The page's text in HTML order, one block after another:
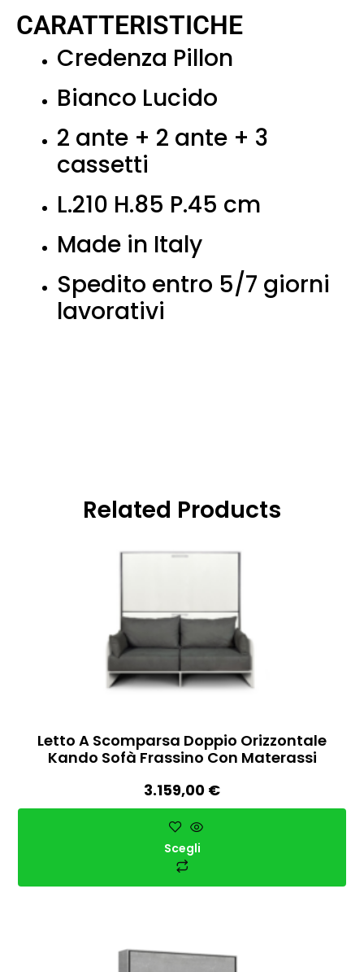
CARATTERISTICHE
Credenza Pillon
Bianco Lucido
2 ante + 2 ante + 3
cassetti
L.210 H.85 P.45 cm
Made in Italy
Spedito entro 5/7 giorni
lavorativi
Related Products
Letto A Scomparsa Doppio Orizzontale
Kando Sofà Frassino Con Materassi
3.159,00 €
Scegli